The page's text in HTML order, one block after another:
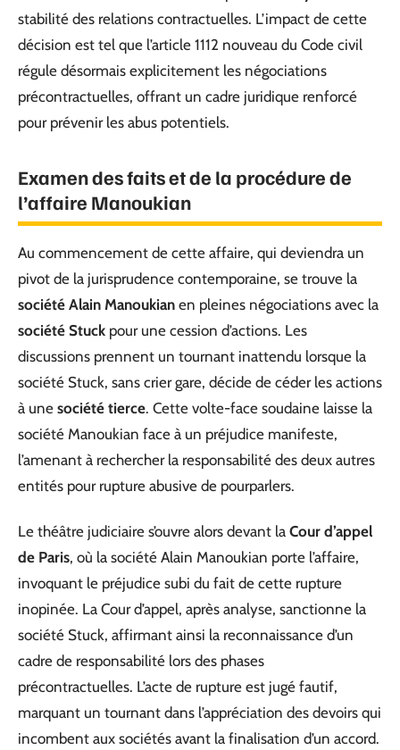
stabilité des relations contractuelles. L’impact de cette
décision est tel que l’article 1112 nouveau du Code civil
régule désormais explicitement les négociations
précontractuelles, offrant un cadre juridique renforcé
pour prévenir les abus potentiels.
Examen des faits et de la procédure de
l’affaire Manoukian
Au commencement de cette affaire, qui deviendra un
pivot de la jurisprudence contemporaine, se trouve la
société Alain Manoukian en pleines négociations avec la
société Stuck pour une cession d’actions. Les
discussions prennent un tournant inattendu lorsque la
société Stuck, sans crier gare, décide de céder les actions
à une société tierce. Cette volte-face soudaine laisse la
société Manoukian face à un préjudice manifeste,
l’amenant à rechercher la responsabilité des deux autres
entités pour rupture abusive de pourparlers.
Le théâtre judiciaire s’ouvre alors devant la Cour d’appel
de Paris, où la société Alain Manoukian porte l’affaire,
invoquant le préjudice subi du fait de cette rupture
inopinée. La Cour d’appel, après analyse, sanctionne la
société Stuck, affirmant ainsi la reconnaissance d’un
cadre de responsabilité lors des phases
précontractuelles. L’acte de rupture est jugé fautif,
marquant un tournant dans l’appréciation des devoirs qui
incombent aux sociétés avant la finalisation d’un accord.